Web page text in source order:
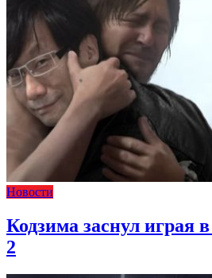
Новости
Кодзима заснул играя
2